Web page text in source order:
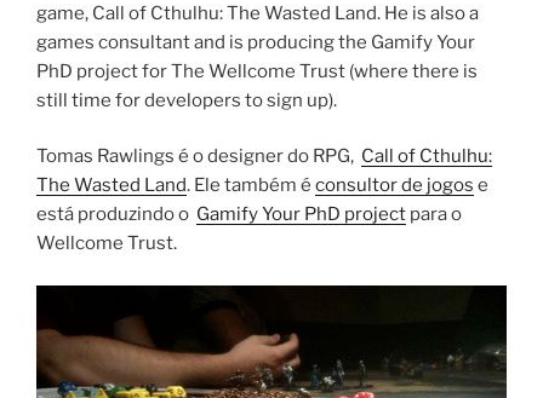
game, Call of Cthulhu: The Wasted Land. He is also a
games consultant and is producing the Gamify Your
PhD project for The Wellcome Trust (where there is
still time for developers to sign up).
Tomas Rawlings é o designer do RPG, Call of Cthulhu:
The Wasted Land. Ele também é consultor de jogos e
está produzindo o Gamify Your PhD project para o
Wellcome Trust.